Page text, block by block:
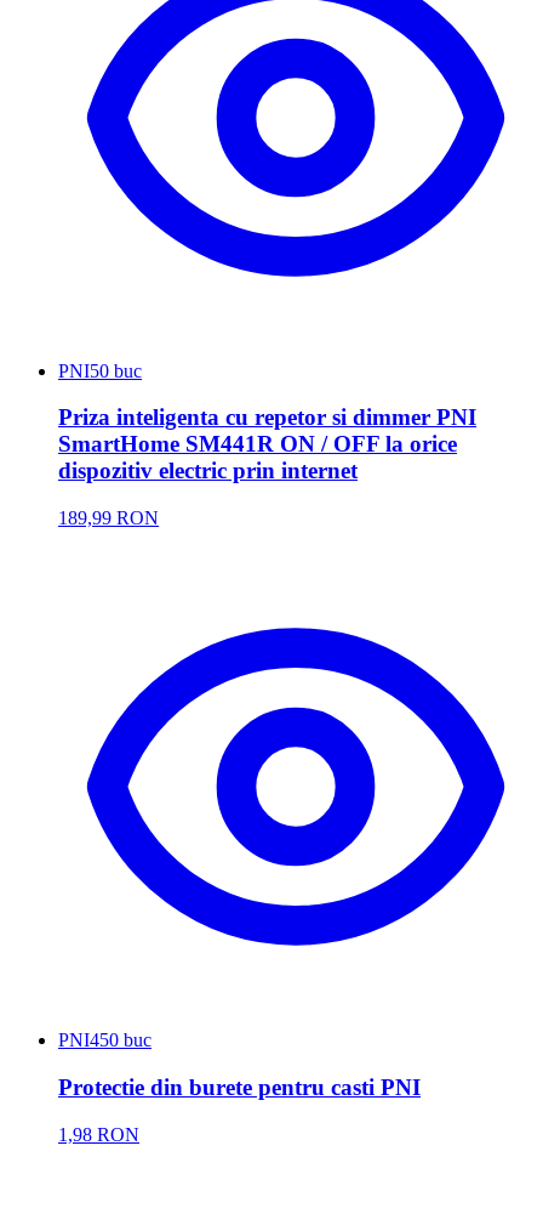
PNI50 buc
Priza inteligenta cu repetor si dimmer PNI
SmartHome SM441R ON / OFF la orice
dispozitiv electric prin internet
189,99 RON
PNI450 buc
Protectie din burete pentru casti PNI
1,98 RON